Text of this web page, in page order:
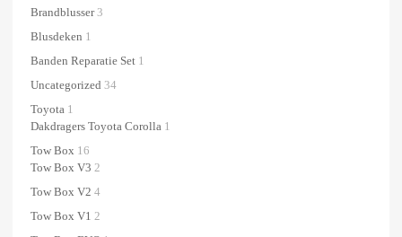
Brandblusser 3
Blusdeken 1
Banden Reparatie Set 1
Uncategorized 34
Toyota 1
Dakdragers Toyota Corolla 1
Tow Box 16
Tow Box V3 2
Tow Box V2 4
Tow Box V1 2